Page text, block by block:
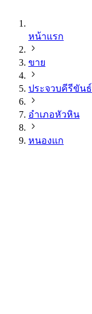
หน้าแรก
ขาย
ประจวบคีรีขันธ์
อำเภอหัวหิน
หนองแก